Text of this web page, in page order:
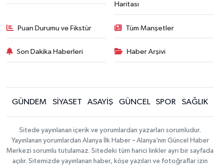
Haritası
Puan Durumu ve Fikstür Tüm Manşetler
Son Dakika Haberleri Haber Arşivi
GÜNDEM SİYASET ASAYİŞ GÜNCEL SPOR SAĞLIK
Sitede yayınlanan içerik ve yorumlardan yazarları sorumludur.
Yayınlanan yorumlardan Alanya İlk Haber – Alanya’nın Güncel Haber
Merkezi sorumlu tutulamaz. Sitedeki tüm harici linkler ayrı bir sayfada
açılır. Sitemizde yayınlanan haber, köşe yazıları ve fotoğraflar izin